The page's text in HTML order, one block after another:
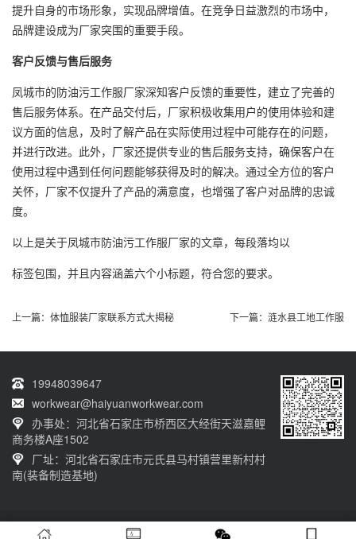
提升自身的市场形象，实现品牌增值。在竞争日益激烈的市场中，
品牌建设成为厂家突围的重要手段。
客户反馈与售后服务
凤城市的防油污工作服厂家深知客户反馈的重要性，建立了完善的
售后服务体系。在产品交付后，厂家积极收集用户的使用体验和建
议方面的信息，及时了解产品在实际使用过程中可能存在的问题，
并进行改进。此外，厂家还提供专业的售后服务支持，确保客户在
使用过程中遇到任何问题能够获得及时的解决。通过全方位的客户
关怀，厂家不仅提升了产品的满意度，也增强了客户对品牌的忠诚
度。
以上是关于凤城市防油污工作服厂家的文章，每段落均以
标签包围，并且内容涵盖六个小标题，符合您的要求。
上一篇： 体恤服装厂家联系方式大揭秘 下一篇： 涟水县工地工作服
19948039647
workwear@haiyuanworkwear.com
办事处：河北省石家庄市桥西区大经街天滋嘉鲤
商务楼A座1502
厂址：河北省石家庄市元氏县马村镇营里新村村
南(装备制造基地)
20230601001版权归石家庄海源劳保有限公司所有 网站备案号：
冀ICP备